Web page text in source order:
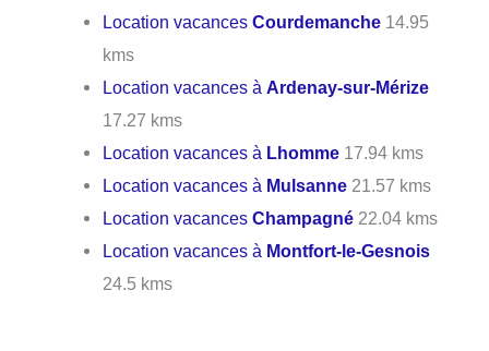
Location vacancesCourdemanche 14.95
kms
Location vacances àArdenay-sur-Mérize
17.27 kms
Location vacances à Lhomme 17.94 kms
Location vacances à Mulsanne 21.57 kms
Location vacancesChampagné 22.04 kms
Location vacances à Montfort-le-Gesnois
24.5 kms